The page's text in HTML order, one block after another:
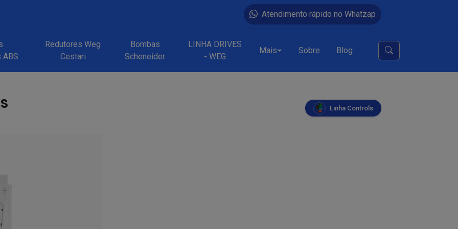
Atendimento rápido no Whatzap
...
Redutores Weg
Cestari
Bombas
Scheneider
LINHA DRIVES
- WEG
Mais Sobre Blog
Linha Controls